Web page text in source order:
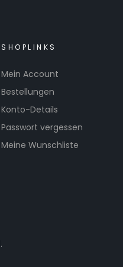
SHOPLINKS
Mein Account
Bestellungen
Konto-Details
Passwort vergessen
Meine Wunschliste